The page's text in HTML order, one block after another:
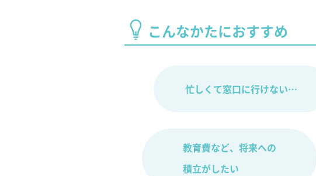
こんなかたにおすすめ
忙しくて窓口に行けない…
教育費など、将来への
積立がしたい